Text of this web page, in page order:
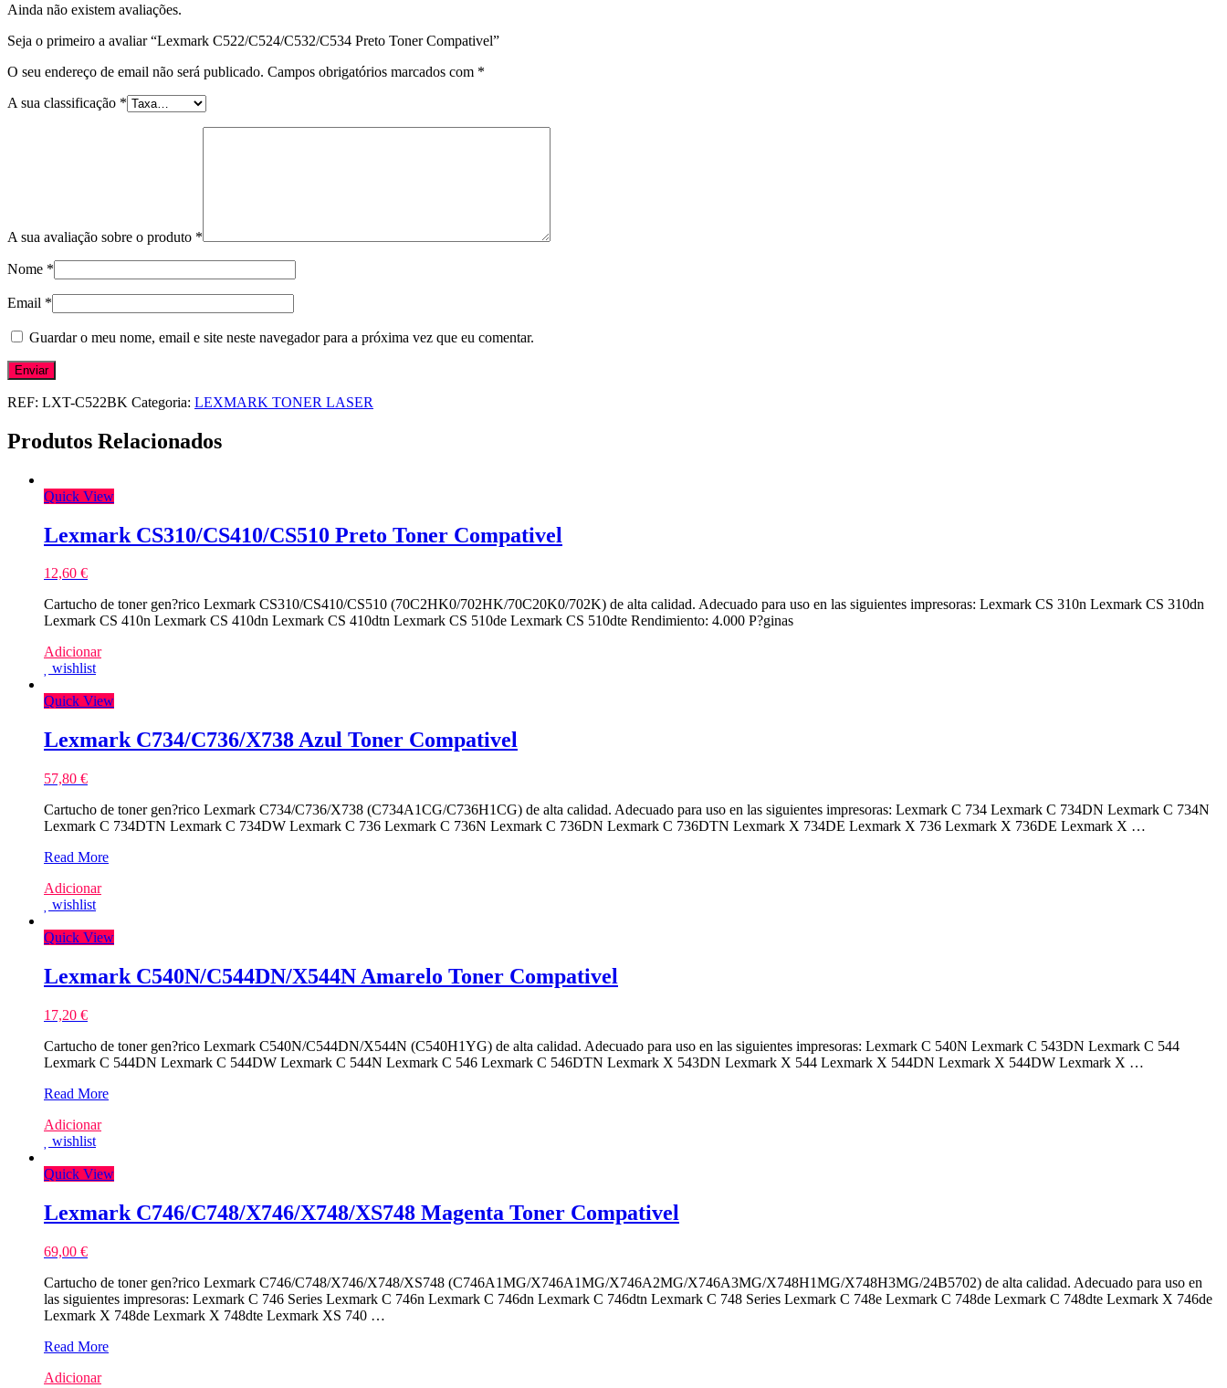
Ainda não existem avaliações.
Seja o primeiro a avaliar “Lexmark C522/C524/C532/C534 Preto Toner Compativel”
O seu endereço de email não será publicado. Campos obrigatórios marcados com *
A sua classificação *
A sua avaliação sobre o produto *
Nome *
Email *
Guardar o meu nome, email e site neste navegador para a próxima vez que eu comentar.
REF: LXT-C522BK Categoria: LEXMARK TONER LASER
Produtos Relacionados
Quick View
Lexmark CS310/CS410/CS510 Preto Toner Compativel
12,60 €
Cartucho de toner gen?rico Lexmark CS310/CS410/CS510 (70C2HK0/702HK/70C20K0/702K) de alta calidad. Adecuado para uso en las siguientes impresoras: Lexmark CS 310n Lexmark CS 310dn
Lexmark CS 410n Lexmark CS 410dn Lexmark CS 410dtn Lexmark CS 510de Lexmark CS 510dte Rendimiento: 4.000 P?ginas
Adicionar
wishlist
Quick View
Lexmark C734/C736/X738 Azul Toner Compativel
57,80 €
Cartucho de toner gen?rico Lexmark C734/C736/X738 (C734A1CG/C736H1CG) de alta calidad. Adecuado para uso en las siguientes impresoras: Lexmark C 734 Lexmark C 734DN Lexmark C 734N
Lexmark C 734DTN Lexmark C 734DW Lexmark C 736 Lexmark C 736N Lexmark C 736DN Lexmark C 736DTN Lexmark X 734DE Lexmark X 736 Lexmark X 736DE Lexmark X …
Lexmark
Azul
Toner
Read More
Adicionar
wishlist
Quick View
Lexmark C540N/C544DN/X544N Amarelo Toner Compativel
17,20 €
Cartucho de toner gen?rico Lexmark C540N/C544DN/X544N (C540H1YG) de alta calidad. Adecuado para uso en las siguientes impresoras: Lexmark C 540N Lexmark C 543DN Lexmark C 544
Lexmark C 544DN Lexmark C 544DW Lexmark C 544N Lexmark C 546 Lexmark C 546DTN Lexmark X 543DN Lexmark X 544 Lexmark X 544DN Lexmark X 544DW Lexmark X …
Lexmark
Amarelo
Toner
Read More
Adicionar
wishlist
Quick View
Lexmark C746/C748/X746/X748/XS748 Magenta Toner Compativel
69,00 €
Cartucho de toner gen?rico Lexmark C746/C748/X746/X748/XS748 (C746A1MG/X746A1MG/X746A2MG/X746A3MG/X748H1MG/X748H3MG/24B5702) de alta calidad. Adecuado para uso en
las siguientes impresoras: Lexmark C 746 Series Lexmark C 746n Lexmark C 746dn Lexmark C 746dtn Lexmark C 748 Series Lexmark C 748e Lexmark C 748de Lexmark C 748dte Lexmark X 746de
Lexmark X 748de Lexmark X 748dte Lexmark XS 740 …
Lexmark
Magenta
Read More
Adicionar